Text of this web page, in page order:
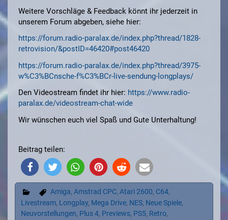
Weitere Vorschläge & Feedback könnt ihr jederzeit in
unserem Forum abgeben, siehe hier:
https://forum.radio-paralax.de/index.php?thread/1828-
retrovision/&postID=46420#post46420
https://forum.radio-paralax.de/index.php?thread/3975-
w%C3%BCnsche-f%C3%BCr-live-sendung-longplays/
Den Videostream findet ihr hier: https://www.radio-
paralax.de/videostream-chat-wide
Wir wünschen euch viel Spaß und Gute Unterhaltung!
Beitrag teilen:
Amiga, Amstrad CPC, Atari 2600, C64,
Livestream, Longplay, Mega Drive, NES, Neue Spiele,
Neuvorstellungen, Plus 4, Previews, PS5, Retro,